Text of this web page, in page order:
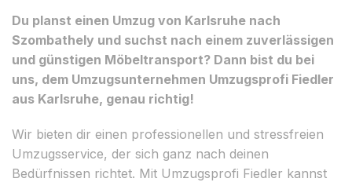
Du planst einen Umzug von Karlsruhe nach
Szombathely und suchst nach einem zuverlässigen
und günstigen Möbeltransport? Dann bist du bei
uns, dem Umzugsunternehmen Umzugsprofi Fiedler
aus Karlsruhe, genau richtig!
Wir bieten dir einen professionellen und stressfreien
Umzugsservice, der sich ganz nach deinen
Bedürfnissen richtet. Mit Umzugsprofi Fiedler kannst